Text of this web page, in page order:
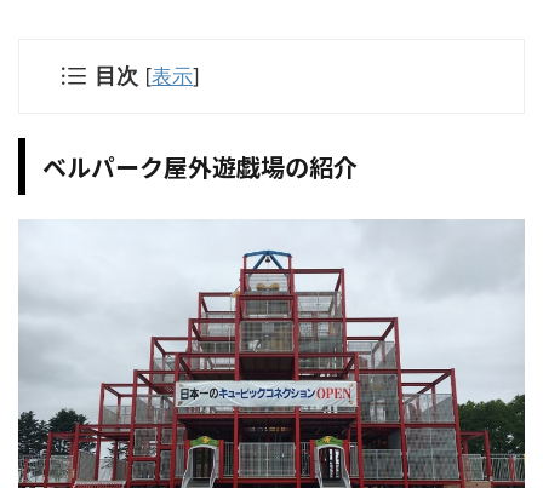
目次 [表示]
ベルパーク屋外遊戯場の紹介